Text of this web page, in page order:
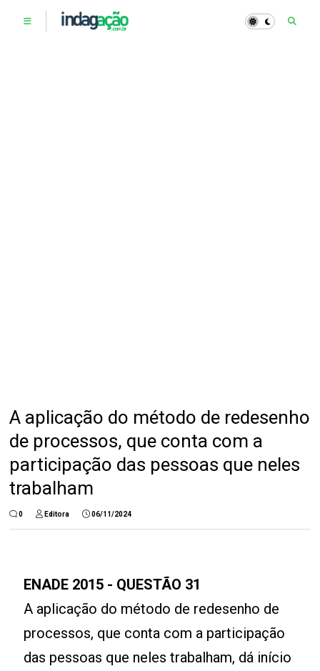
A aplicação do método de redesenho
de processos, que conta com a
participação das pessoas que neles
trabalham
0 Editora 06/11/2024
ENADE 2015 - QUESTÃO 31
A aplicação do método de redesenho de
processos, que conta com a participação
das pessoas que neles trabalham, dá início